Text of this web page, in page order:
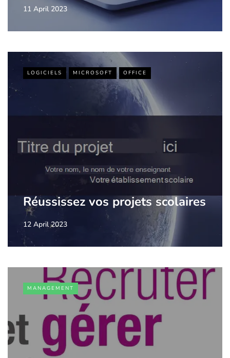
11 April 2023
LOGICIELS MICROSOFT OFFICE
Réussissez vos projets scolaires
12 April 2023
MANAGEMENT